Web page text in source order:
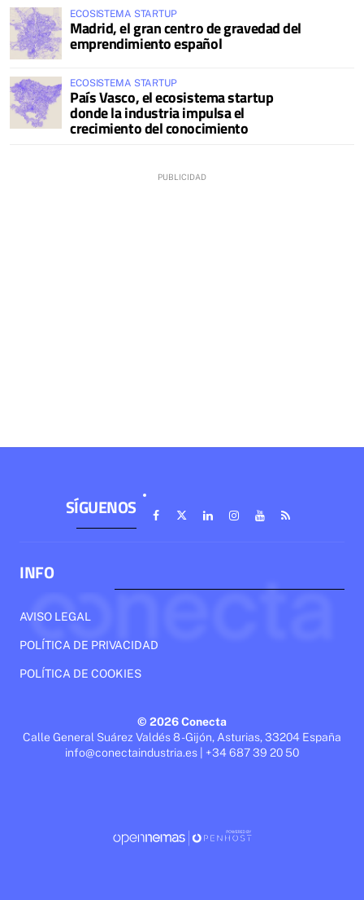
ECOSISTEMA STARTUP
Madrid, el gran centro de gravedad del
emprendimiento español
ECOSISTEMA STARTUP
País Vasco, el ecosistema startup
donde la industria impulsa el
crecimiento del conocimiento
SÍGUENOS
INFO
AVISO LEGAL
POLÍTICA DE PRIVACIDAD
POLÍTICA DE COOKIES
© 2026 Conecta
Calle General Suárez Valdés 8 - Gijón, Asturias, 33204 España
info@conectaindustria.es | +34 687 39 20 50